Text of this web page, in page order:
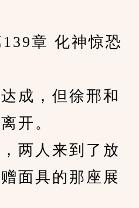
，但徐邢和
开。
人来到了放
面具的那座展